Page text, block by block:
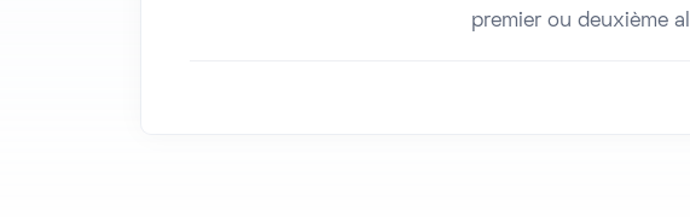
premier ou deuxième